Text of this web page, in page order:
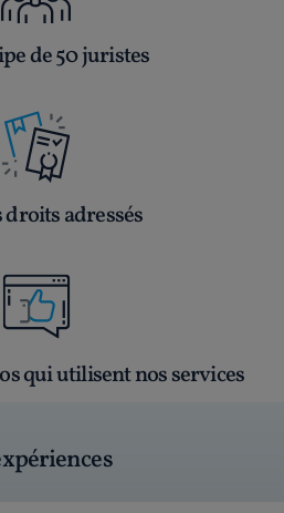
de 50 juristes
droits adressés
qui utilisent nos services